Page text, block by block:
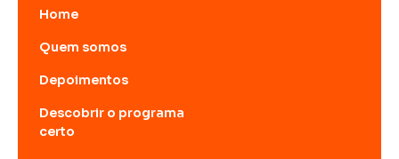
Home
Quem somos
Depoimentos
Descobrir o programa
certo